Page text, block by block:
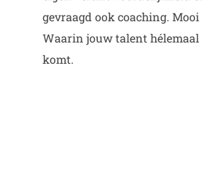
gevraagd ook coaching.
Waarin jouw talent hélemaal
komt.